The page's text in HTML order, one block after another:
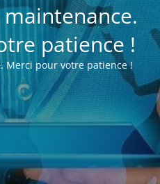
patience !
Merci pour votre patience !